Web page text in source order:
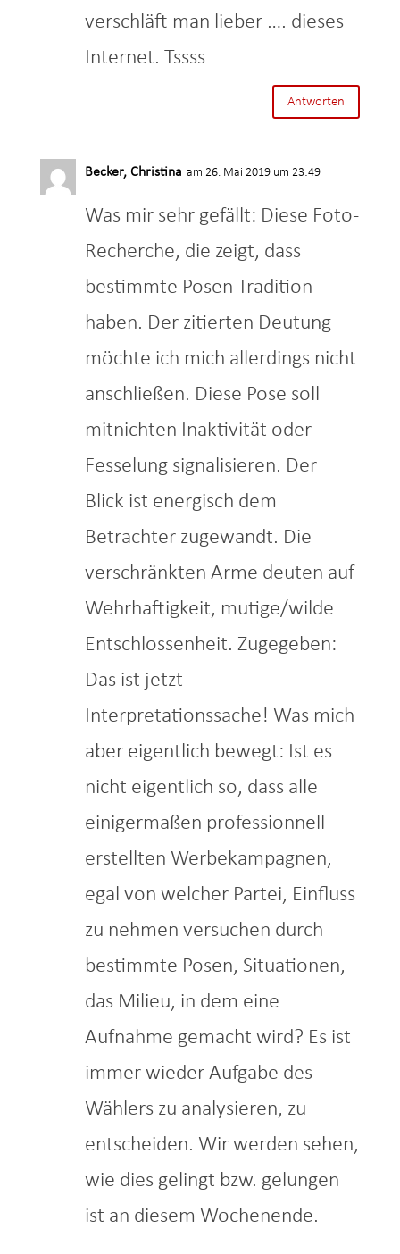
verschläft man lieber …. dieses
Internet. Tssss
Antworten
Becker, Christina am 26. Mai 2019 um 23:49
Was mir sehr gefällt: Diese Foto-
Recherche, die zeigt, dass
bestimmte Posen Tradition
haben. Der zitierten Deutung
möchte ich mich allerdings nicht
anschließen. Diese Pose soll
mitnichten Inaktivität oder
Fesselung signalisieren. Der
Blick ist energisch dem
Betrachter zugewandt. Die
verschränkten Arme deuten auf
Wehrhaftigkeit, mutige/wilde
Entschlossenheit. Zugegeben:
Das ist jetzt
Interpretationssache! Was mich
aber eigentlich bewegt: Ist es
nicht eigentlich so, dass alle
einigermaßen professionnell
erstellten Werbekampagnen,
egal von welcher Partei, Einfluss
zu nehmen versuchen durch
bestimmte Posen, Situationen,
das Milieu, in dem eine
Aufnahme gemacht wird? Es ist
immer wieder Aufgabe des
Wählers zu analysieren, zu
entscheiden. Wir werden sehen,
wie dies gelingt bzw. gelungen
ist an diesem Wochenende.